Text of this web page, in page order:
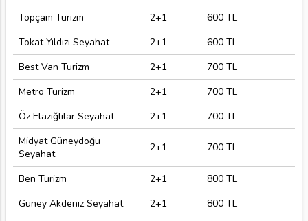
Topçam Turizm
2+1
600 TL
Tokat Yıldızı Seyahat
2+1
600 TL
Best Van Turizm
2+1
700 TL
Metro Turizm
2+1
700 TL
Öz Elazığlılar Seyahat
2+1
700 TL
Midyat Güneydoğu
Seyahat
2+1 700 TL
Ben Turizm 2+1
800 TL
Güney Akdeniz Seyahat
2+1
800 TL